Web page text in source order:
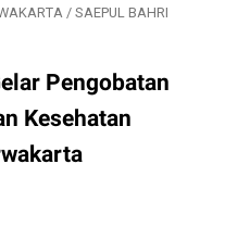
/ SAEPUL BAHRI
Pengobatan
Kesehatan